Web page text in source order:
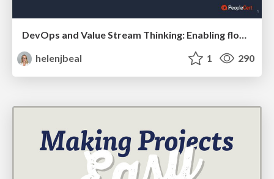
DevOps and Value Stream Thinking: Enabling flow, efficiency and business value
helenjbeal
1 290